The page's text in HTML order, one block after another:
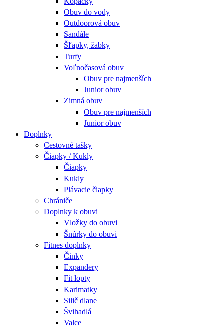
Obuv do vody
Outdoorová obuv
Sandále
Šľapky, žabky
Turfy
Voľnočasová obuv
Obuv pre najmenších
Junior obuv
Zimná obuv
Obuv pre najmenších
Junior obuv
Doplnky
Cestovné tašky
Čiapky / Kukly
Čiapky
Kukly
Plávacie čiapky
Chrániče
Doplnky k obuvi
Vložky do obuvi
Šnúrky do obuvi
Fitnes doplnky
Činky
Expandery
Fit lopty
Karimatky
Silič dlane
Švihadlá
Valce